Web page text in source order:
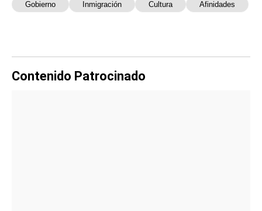
Gobierno Inmigración Cultura Afinidades
Contenido Patrocinado